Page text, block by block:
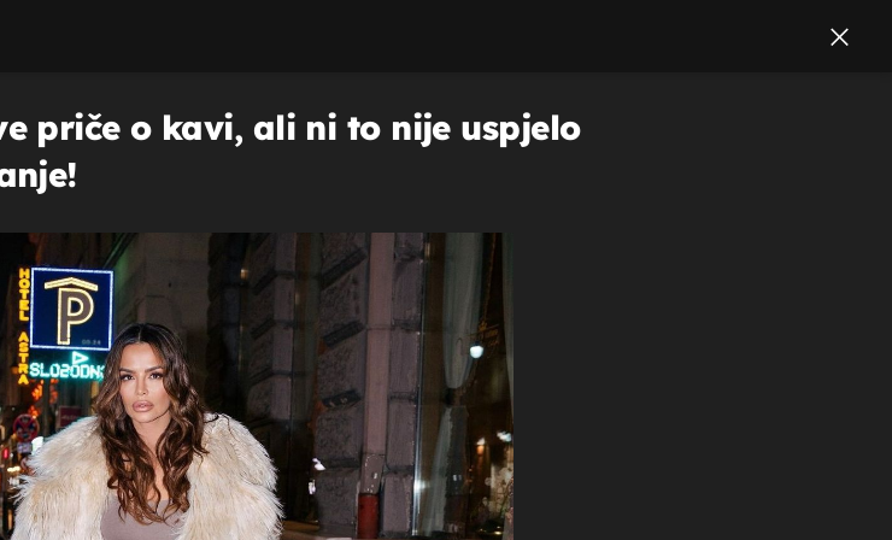
priče o kavi, ali ni to nije uspjelo